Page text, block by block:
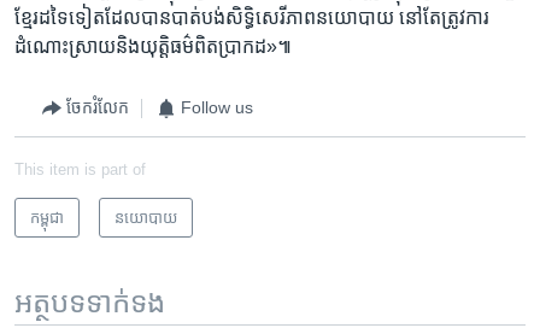
ខ្មែរ​ដទៃ​ទៀត​ដែល​បាន​បាត់បង់​សិទ្ធិ​សេរីភាព​នយោបាយ នៅ​តែ​ត្រូវការ​
ដំណោះស្រាយ​និង​យុត្តិធម៌​ពិត​ប្រាកដ»៕
ចែករំលែក Follow us
This item is part of
កម្ពុជា នយោបាយ
អត្ថបទ​ទាក់ទង